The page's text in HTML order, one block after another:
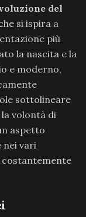
del
si ispira a
più
la nascita e la
e moderno,
sottolineare
volontà di
aspetto
nei vari